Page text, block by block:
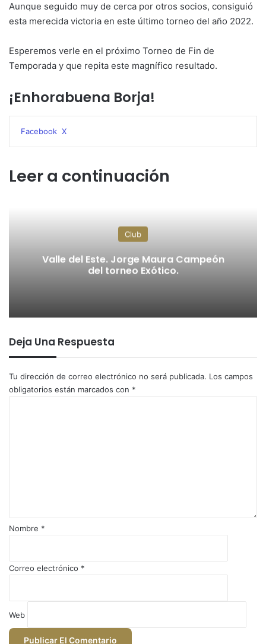
Aunque seguido muy de cerca por otros socios, consiguió
esta merecida victoria en este último torneo del año 2022.
Esperemos verle en el próximo Torneo de Fin de
Temporada y que repita este magnífico resultado.
¡Enhorabuena Borja!
Facebook X
electrónico
Leer a continuación
Club
Valle del Este. Jorge Maura Campeón
del torneo Exótico.
Deja Una Respuesta
Tu dirección de correo electrónico no será publicada. Los campos
obligatorios están marcados con *
o
*
Nombre *
Correo electrónico *
Web